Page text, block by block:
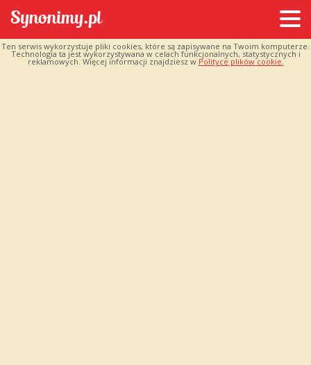
Ten serwis wykorzystuje pliki cookies, które są zapisywane na Twoim komputerze.
Technologia ta jest wykorzystywana w celach funkcjonalnych, statystycznych i
reklamowych. Więcej informacji znajdziesz w Polityce plików cookie.